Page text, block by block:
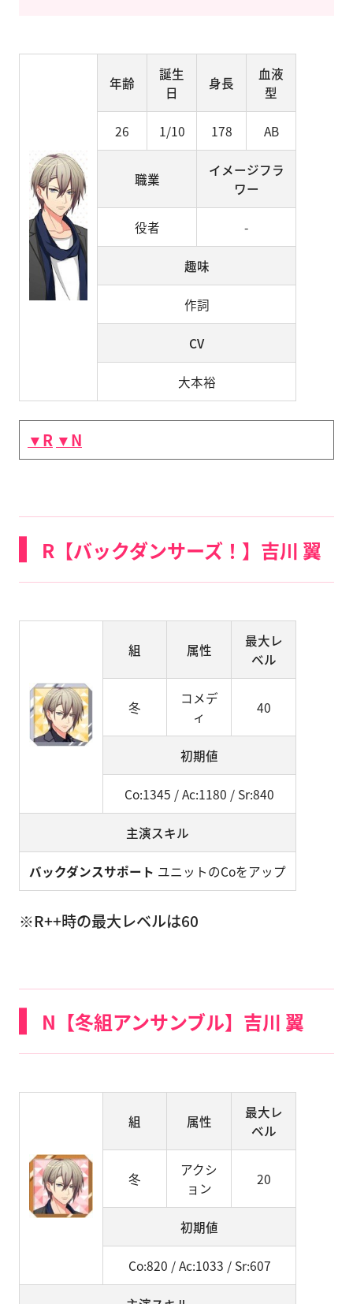
年齢
誕生
日
身長
血液
型
26 1/10 178 AB
職業
イメージフラ
ワー
役者 -
趣味
作詞
CV
大本裕
▼R ▼N
R【バックダンサーズ！】吉川 翼
組 属性
最大レ
ベル
冬
コメデ
ィ
40
初期値
Co:1345 / Ac:1180 / Sr:840
主演スキル
バックダンスサポート ユニットのCoをアップ
※R++時の最大レベルは60
N【冬組アンサンブル】吉川 翼
組 属性
最大レ
ベル
冬
アクシ
ョン
20
初期値
Co:820 / Ac:1033 / Sr:607